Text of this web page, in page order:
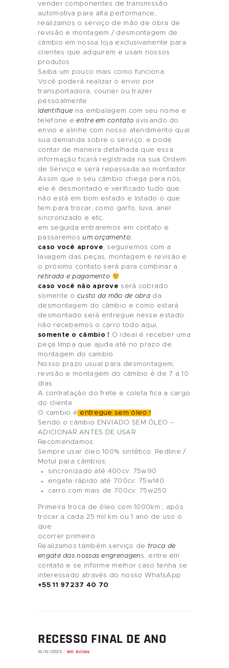
vender componentes de transmissão
automotiva para alta performance,
realizamos o serviço de mão de obra de
revisão e montagem / desmontagem de
câmbio em nossa loja exclusivamente para
clientes que adquirem e usam nossos
produtos
Saiba um pouco mais como funciona:
Você poderá realizar o envio por
transportadora, courier ou trazer
pessoalmente.
Identifique na embalagem com seu nome e
telefone eentre em contato avisando do
envio e alinhe com nosso atendimento qual
sua demanda sobre o serviço, e pode
contar de maneira detalhada que essa
informação ficará registrada na sua Ordem
de Serviço e será repassada ao montador.
Assim que o seu câmbio chega para nós,
ele é desmontado e verificado tudo que
não está em bom estado e listado o que
tem para trocar, como garfo, luva, anel
sincronizado e etc,
em seguida entraremos em contato e
passaremosum orçamento;
caso você aprove, seguiremos com a
lavagem das peças, montagem e revisão e
o próximo contato será para combinar a
retirada e pagamento
caso você não aprove será cobrado
somente o custo da mão de obra da
desmontagem do câmbio e como estará
desmontado será entregue nesse estado.
não recebemos o carro todo aqui,
somente o câmbio ! O ideal é receber uma
peça limpa que ajuda até no prazo de
montagem do cambio
Nosso prazo usual para desmontagem,
revisão e montagem do câmbio é de 7 a 10
dias
A contratação do frete e coleta fica a cargo
do cliente
O cambio é entregue sem óleo !
Sendo o câmbio ENVIADO SEM ÓLEO –
ADICIONAR ANTES DE USAR
Recomendamos:
Sempre usar óleo 100% sintético. Redline /
Motul para câmbios:
sincronizado até 400cv: 75w90
engate rápido até 700cv: 75w140
carro com mais de 700cv: 75w250
Primeira troca de óleo com 1000km ; após
trocar a cada 25 mil km ou 1 ano de uso o
que
ocorrer primeiro
Realizamos também serviço de troca de
engate das nossas engrenagens, entre em
contato e se informe melhor caso tenha se
interessado através do nosso WhatsApp
+55 11 97237 40 70
RECESSO FINAL DE ANO
16/12/2020 em Avisos